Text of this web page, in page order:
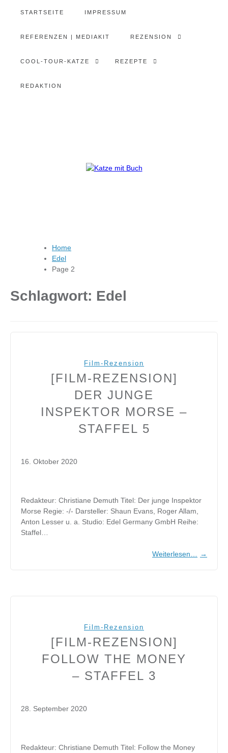
STARTSEITE IMPRESSUM
REFERENZEN | MEDIAKIT REZENSION
COOL-TOUR-KATZE REZEPTE
REDAKTION
Home
Edel
Page 2
Schlagwort: Edel
Film-Rezension
[FILM-REZENSION]
DER JUNGE
INSPEKTOR MORSE –
STAFFEL 5
16. Oktober 2020
Redakteur: Christiane Demuth Titel: Der junge Inspektor
Morse Regie: -/- Darsteller: Shaun Evans, Roger Allam,
Anton Lesser u. a. Studio: Edel Germany GmbH Reihe:
Staffel…
Weiterlesen… →
Film-Rezension
[FILM-REZENSION]
FOLLOW THE MONEY
– STAFFEL 3
28. September 2020
Redakteur: Christiane Demuth Titel: Follow the Money